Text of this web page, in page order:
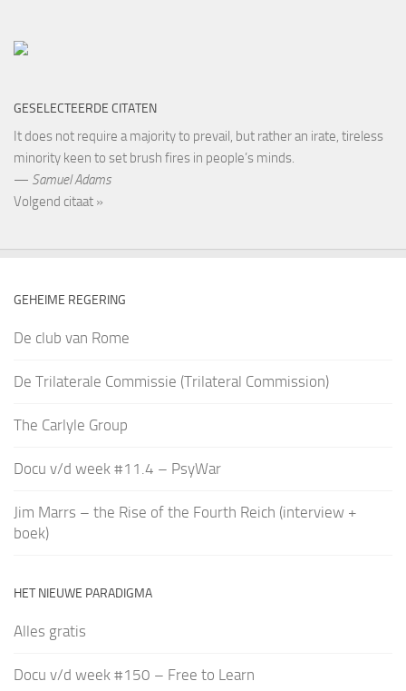
GESELECTEERDE CITATEN
It does not require a majority to prevail, but rather an irate, tireless
minority keen to set brush fires in people’s minds.
— Samuel Adams
Volgend citaat »
GEHEIME REGERING
De club van Rome
De Trilaterale Commissie (Trilateral Commission)
The Carlyle Group
Docu v/d week #11.4 – PsyWar
Jim Marrs – the Rise of the Fourth Reich (interview +
boek)
HET NIEUWE PARADIGMA
Alles gratis
Docu v/d week #150 – Free to Learn